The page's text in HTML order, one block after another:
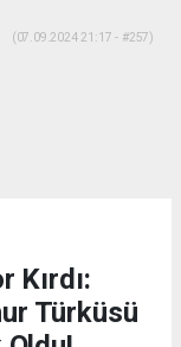
(07.09.2024 21:17 - #257)
Kırdı:
Türküsü